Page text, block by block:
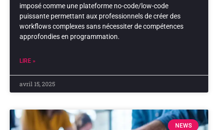
imposé comme une plateforme no-code/low-code
puissante permettant aux professionnels de créer des
workflows complexes sans nécessiter de compétences
approfondies en programmation.
LIRE »
avril 15, 2025
NEWS